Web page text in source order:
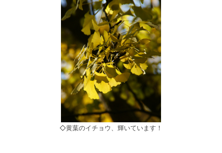
◇黄葉のイチョウ、輝いています！